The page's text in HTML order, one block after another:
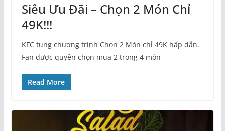
Siêu Ưu Đãi – Chọn 2 Món Chỉ
49K!!!
KFC tung chương trình Chọn 2 Món chỉ 49K hấp dẫn.
Fan được quyền chọn mua 2 trong 4 món
Read More